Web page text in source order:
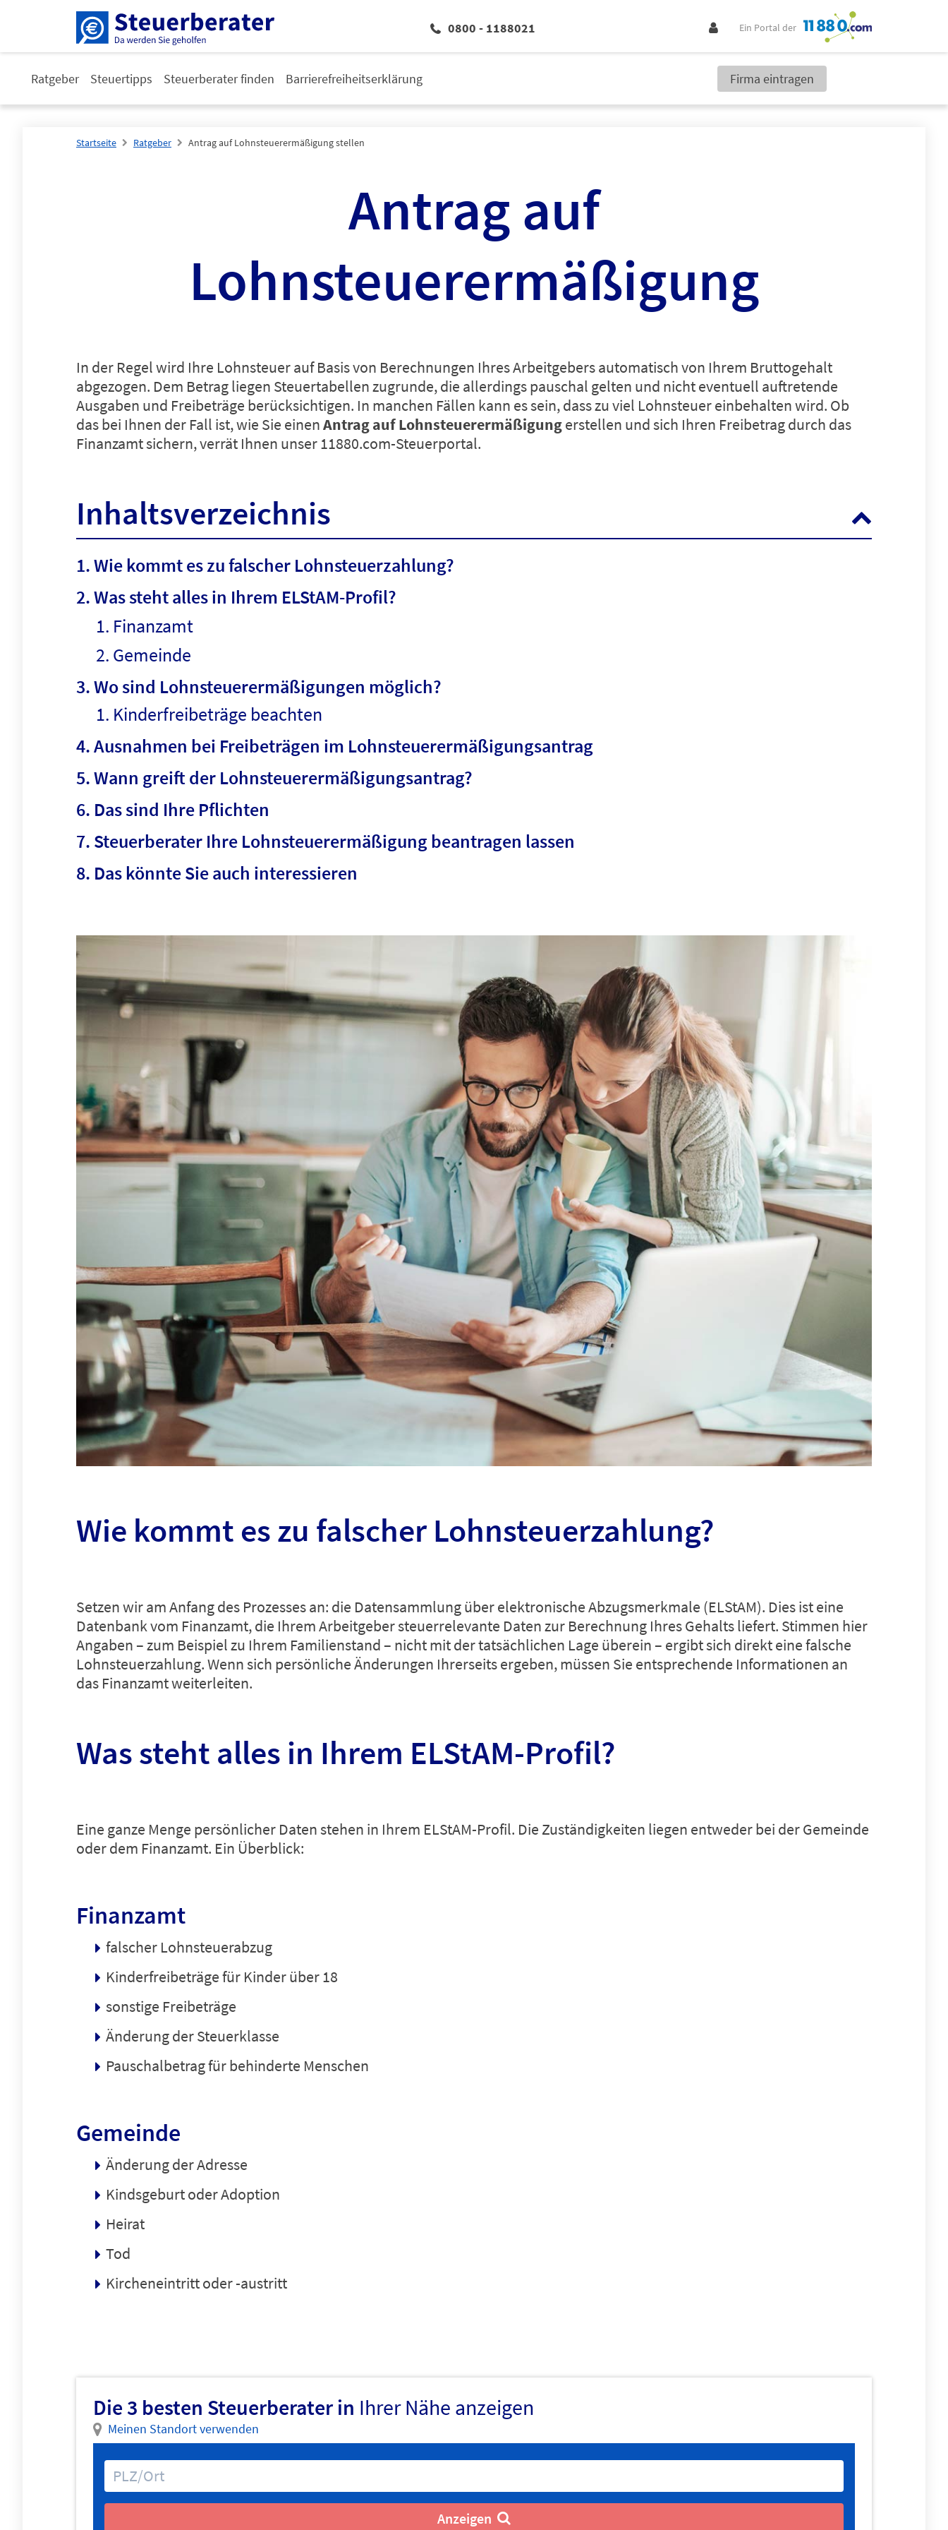
0800 - 1188021 Ein Portal der
Ratgeber Steuertipps Steuerberater finden Barrierefreiheitserklärung Firma eintragen
Startseite Ratgeber Antrag auf Lohnsteuerermäßigung stellen
Antrag auf
Lohnsteuerermäßigung
In der Regel wird Ihre Lohnsteuer auf Basis von Berechnungen Ihres Arbeitgebers automatisch von Ihrem Bruttogehalt
abgezogen. Dem Betrag liegen Steuertabellen zugrunde, die allerdings pauschal gelten und nicht eventuell auftretende
Ausgaben und Freibeträge berücksichtigen. In manchen Fällen kann es sein, dass zu viel Lohnsteuer einbehalten wird. Ob
das bei Ihnen der Fall ist, wie Sie einenAntrag auf Lohnsteuerermäßigungerstellen und sich Ihren Freibetrag durch das
Finanzamt sichern, verrät Ihnen unser 11880.com-Steuerportal.
Inhaltsverzeichnis
Wie kommt es zu falscher Lohnsteuerzahlung?
Was steht alles in Ihrem ELStAM-Profil?
Finanzamt
Gemeinde
Wo sind Lohnsteuerermäßigungen möglich?
Kinderfreibeträge beachten
Ausnahmen bei Freibeträgen im Lohnsteuerermäßigungsantrag
Wann greift der Lohnsteuerermäßigungsantrag?
Das sind Ihre Pflichten
Steuerberater Ihre Lohnsteuerermäßigung beantragen lassen
Das könnte Sie auch interessieren
Wie kommt es zu falscher Lohnsteuerzahlung?
Setzen wir am Anfang des Prozesses an: die Datensammlung über elektronische Abzugsmerkmale (ELStAM). Dies ist eine
Datenbank vom Finanzamt, die Ihrem Arbeitgeber steuerrelevante Daten zur Berechnung Ihres Gehalts liefert. Stimmen hier
Angaben – zum Beispiel zu Ihrem Familienstand – nicht mit der tatsächlichen Lage überein – ergibt sich direkt eine falsche
Lohnsteuerzahlung. Wenn sich persönliche Änderungen Ihrerseits ergeben, müssen Sie entsprechende Informationen an
das Finanzamt weiterleiten.
Was steht alles in Ihrem ELStAM-Profil?
Eine ganze Menge persönlicher Daten stehen in Ihrem ELStAM-Profil. Die Zuständigkeiten liegen entweder bei der Gemeinde
oder dem Finanzamt. Ein Überblick:
Finanzamt
falscher Lohnsteuerabzug
Kinderfreibeträge für Kinder über 18
sonstige Freibeträge
Änderung der Steuerklasse
Pauschalbetrag für behinderte Menschen
Gemeinde
Änderung der Adresse
Kindsgeburt oder Adoption
Heirat
Tod
Kircheneintritt oder -austritt
Die 3 besten Steuerberater in Ihrer Nähe anzeigen
Meinen Standort verwenden
Anzeigen